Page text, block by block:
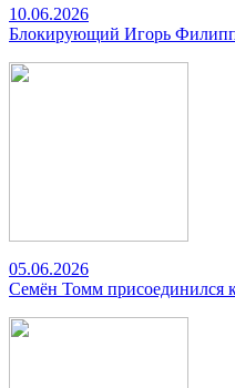
10.06.2026
Блокирующий Игорь
05.06.2026
Семён Томм присоединился